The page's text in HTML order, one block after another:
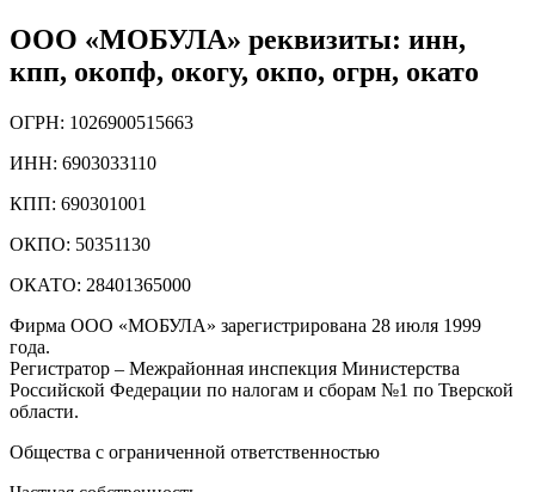
ООО «МОБУЛА» реквизиты: инн,
кпп, окопф, окогу, окпо, огрн, окато
ОГРН: 1026900515663
ИНН: 6903033110
КПП: 690301001
ОКПО: 50351130
ОКАТО: 28401365000
Фирма ООО «МОБУЛА» зарегистрирована 28 июля 1999
года.
Регистратор – Межрайонная инспекция Министерства
Российской Федерации по налогам и сборам №1 по Тверской
области.
Общества с ограниченной ответственностью